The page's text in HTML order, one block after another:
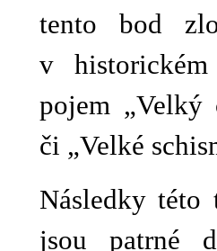
tento bod
v
pojem „Velký
či „Velké
Následky této
jsou patrné